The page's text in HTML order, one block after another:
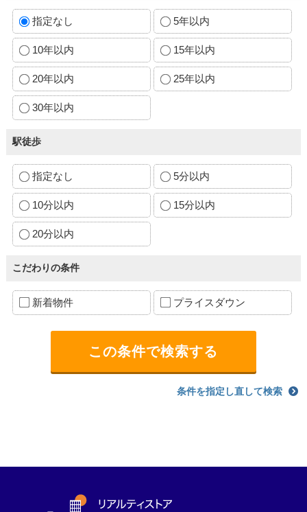
指定なし 5年以内
10年以内 15年以内
20年以内 25年以内
30年以内
駅徒歩
指定なし 5分以内
10分以内 15分以内
20分以内
こだわりの条件
新着物件 プライスダウン
条件を指定し直して検索